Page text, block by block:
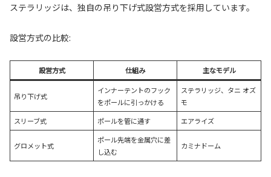
ステラリッジは、独自の吊り下げ式設営方式を採用しています。
設営方式の比較:
設営方式 仕組み 主なモデル
吊り下げ式
インナーテントのフック
をポールに引っかける
ステラリッジ、タニ オズ
モ
スリーブ式
ポールを管に通す エアライズ
グロメット式
ポール先端を金属穴に差
し込む
カミナドーム